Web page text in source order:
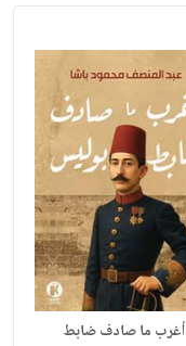
أغرب ما صادف ضابط